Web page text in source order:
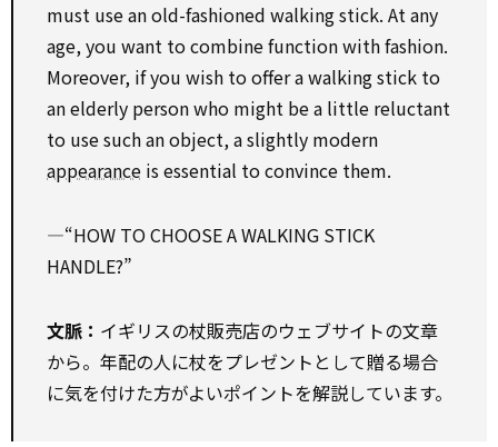
must use an old-fashioned walking stick. At any
age, you want to combine function with fashion.
Moreover, if you wish to offer a walking stick to
an elderly person who might be a little reluctant
to use such an object, a slightly modern
appearance is essential to convince them.
―“HOW TO CHOOSE A WALKING STICK
HANDLE?”
文脈： イギリスの杖販売店のウェブサイトの文章
から。年配の人に杖をプレゼントとして贈る場合
に気を付けた方がよいポイントを解説しています。